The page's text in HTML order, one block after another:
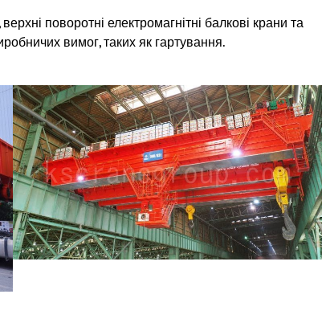
поворотні електромагнітні балкові крани та
вимог, таких як гартування.